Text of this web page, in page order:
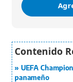
UEFA
panameño